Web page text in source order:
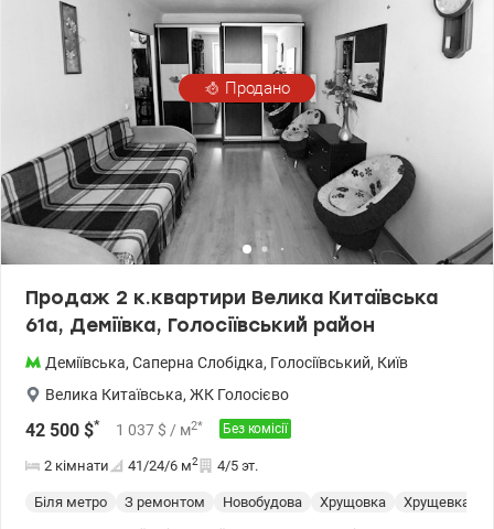
Продано
Продаж 2 к.квартири Велика Китаївська
61а, Деміївка, Голосіївський район
Деміївська, Саперна Слобідка, Голосіївський, Київ
Велика Китаївська, ЖК Голосієво
42 500 $* 1 037 $ / м2* Без комісії
2 кімнати 41/24/6 м2 4/5 эт.
Біля метро З ремонтом Новобудова Хрущовка Хрущевка